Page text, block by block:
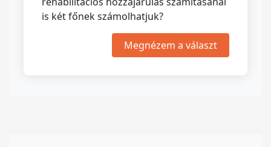
is két főnek számolhatjuk?
Megnézem a választ